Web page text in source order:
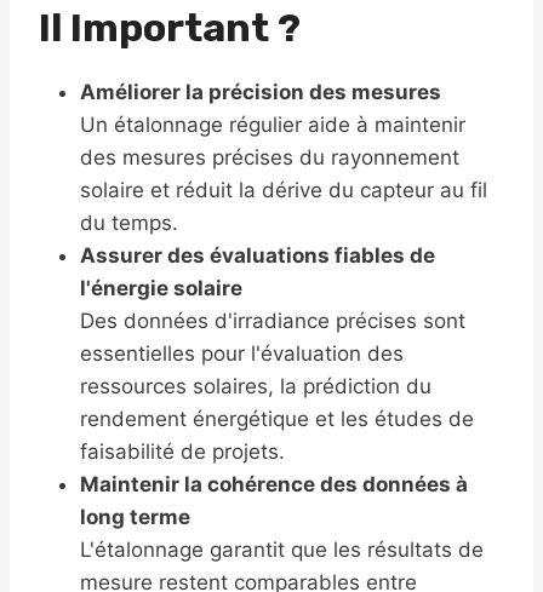
Il Important ?
Améliorer la précision des mesures
Un étalonnage régulier aide à maintenir
des mesures précises du rayonnement
solaire et réduit la dérive du capteur au fil
du temps.
Assurer des évaluations fiables de
l'énergie solaire
Des données d'irradiance précises sont
essentielles pour l'évaluation des
ressources solaires, la prédiction du
rendement énergétique et les études de
faisabilité de projets.
Maintenir la cohérence des données à
long terme
L'étalonnage garantit que les résultats de
mesure restent comparables entre